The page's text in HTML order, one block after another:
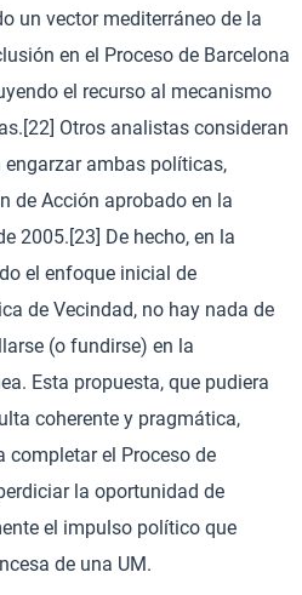
un vector mediterráneo de la
en el Proceso de Barcelona
el recurso al mecanismo
Otros analistas consideran
ambas políticas,
de Acción aprobado en la
2005.[23] De hecho, en la
el enfoque inicial de
de Vecindad, no hay nada de
(o fundirse) en la
Esta propuesta, que pudiera
coherente y pragmática,
completar el Proceso de
la oportunidad de
el impulso político que
de una UM.